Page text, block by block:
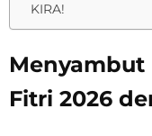
KIRA!
Menyambut
Fitri 2026